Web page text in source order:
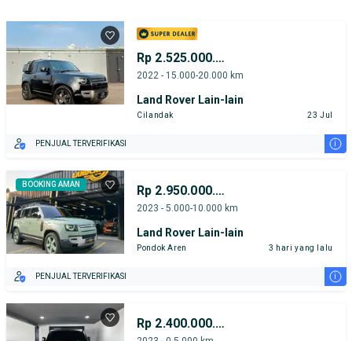
Rp 2.525.000.000
2022 - 15.000-20.000 km
Land Rover Lain-lain
Cilandak 23 Jul
PENJUAL TERVERIFIKASI i
BOOKING AMAN Rp 2.950.000.000
2023 - 5.000-10.000 km
Land Rover Lain-lain
Pondok Aren 3 hari yang lalu
PENJUAL TERVERIFIKASI i
Rp 2.400.000.000